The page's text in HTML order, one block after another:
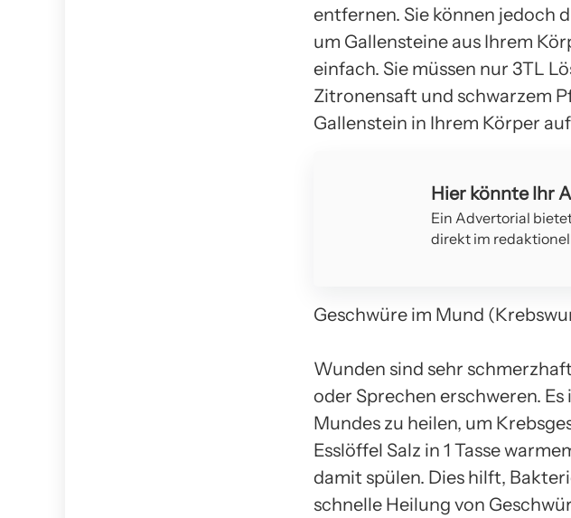
entfernen. Sie können jedoch
um Gallensteine ​​aus Ihrem
einfach. Sie müssen nur 3TL
Zitronensaft und schwarzem
Gallenstein in Ihrem Körper
Hier könnte Ihr
Ein Advertorial
direkt im
Geschwüre im Mund
Wunden sind sehr
oder Sprechen erschweren.
Mundes zu heilen, um
Esslöffel Salz in 1 Tasse
damit spülen. Dies hilft,
schnelle Heilung von